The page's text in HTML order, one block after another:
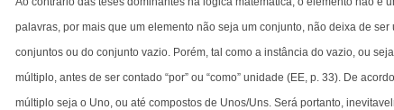
palavras, por mais que um elemento não seja um conjunto, não deixa de
conjuntos ou do conjunto vazio. Porém, tal como a instância do vazio, ou
múltiplo, antes de ser contado “por” ou “como” unidade (EE, p. 33). De
múltiplo seja o Uno, ou até compostos de Unos/Uns. Será portanto,